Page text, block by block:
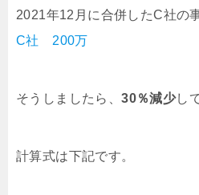
2021年12月に合併したC社の
C社 200万
そうしましたら、30％減少し
計算式は下記です。